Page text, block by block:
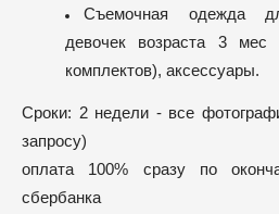
Съемочная одежда
девочек возраста 3
комплектов), аксессуары.
Сроки: 2 недели - все
запросу)
оплата 100% сразу по
сбербанка